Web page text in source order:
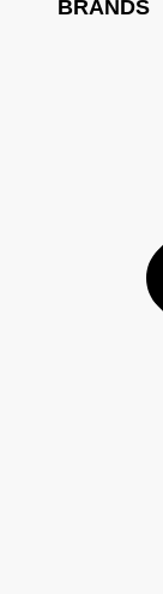
BRANDS